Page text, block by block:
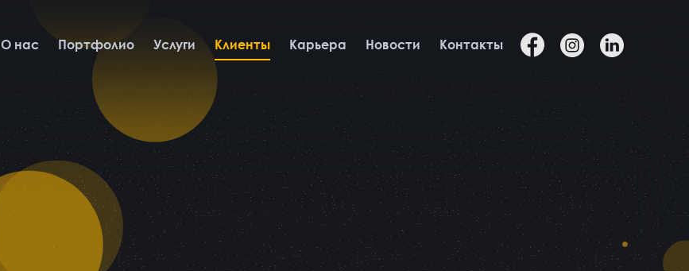
О нас Портфолио Услуги Клиенты Карьера Новости Контакты